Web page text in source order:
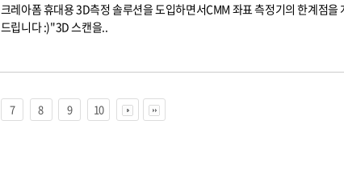
크레아폼 휴대용 3D측정 솔루션을 도입하면서CMM 좌표 측정기의 한계점을
드립니다 :)"3D 스캔을..
7 8 9 10